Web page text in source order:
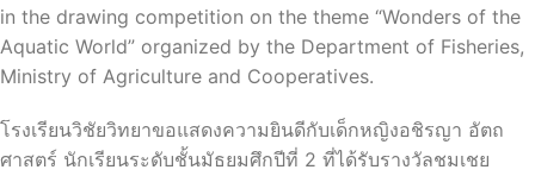
in the drawing competition on the theme “Wonders of the
Aquatic World” organized by the Department of Fisheries,
Ministry of Agriculture and Cooperatives.
โรงเรียนวิชัยวิทยาขอแสดงความยินดีกับเด็กหญิงอชิรญา อัตถ
ศาสตร์ นักเรียนระดับชั้นมัธยมศึกปีที่ 2 ที่ได้รับรางวัลชมเชย